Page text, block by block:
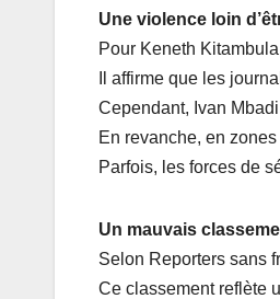
Une violence loin
Pour Keneth
Il affirme que les
Cependant, Ivan
En revanche, en
Parfois, les forces de
Un mauvais
Selon Reporters sans
Ce classement reflète